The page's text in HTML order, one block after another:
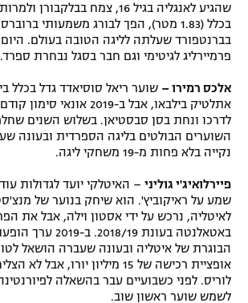
שהגיע לאנגליה בגיל 16, צמח
בכלל (1.83 מטר), הפך לבורג משמעותי
בברנטפורד שעלתה לליגה הטובה בעולם.
פרמיירליג לגיטימי וגם חבר בסגל נבחרת ספרד.
אלכס רמירו – שוער ריאל סוסיאדד גדל בכלל
אתלטיק בילבאו, אבל ב-2019
לדרכו ונחת בסן סבסטיאן. בשלוש השנים
השוערים הבולטים בליגה הספרדית ובעונה
נקייה בלא פחות מ-19 משחקי ליגה.
פיירלואיג'י גוליני – האיטלקי יועד לגדולות
שמע על ראיקוביץ'. הוא שיחק בנוער של
לאיטליה, נרכש על ידי אסטון וילה, אבל את
באטאלנטה בעונת
הבוגרת של איטליה ובעונה שעברה הושאל
אופציית רכישה של 15 מיליון יורו,
לוריס. לפני כשבועיים עבר בהשאלה
לשמש שוער ראשון שוב.